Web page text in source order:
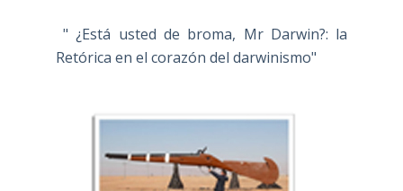
" ¿Está usted de broma, Mr Darwin?: la
Retórica en el corazón del darwinismo"